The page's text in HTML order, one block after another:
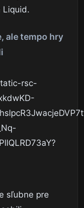
Liquid.
ale tempo hry
sľubne pre